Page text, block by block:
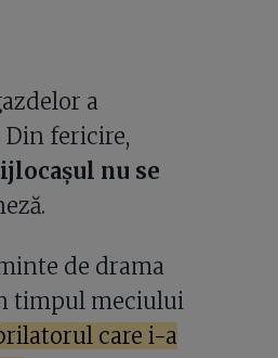
a
Din fericire,
nu se
de drama
timpul meciului
care i-a